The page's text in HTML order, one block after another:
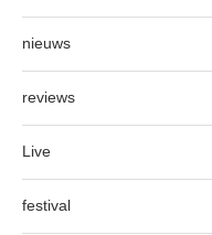
nieuws
reviews
Live
festival